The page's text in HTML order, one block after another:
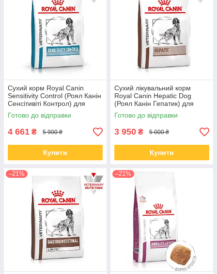
Сухий корм Royal Сanin
Sensitivity Control (Роял Канін
Сенсітивіті Контрол) для
собак у разі харчової алергії
14 КГ
Готово до відправки
4 661 ₴ 5 900 ₴
Купити
Сухий лікувальний корм
Royal Canin Hepatic Dog
(Роял Канін Гепатик) для
собак у разі захворювання
печінки, 12 КГ
Готово до відправки
3 950 ₴ 5 000 ₴
Купити
–21% –21%